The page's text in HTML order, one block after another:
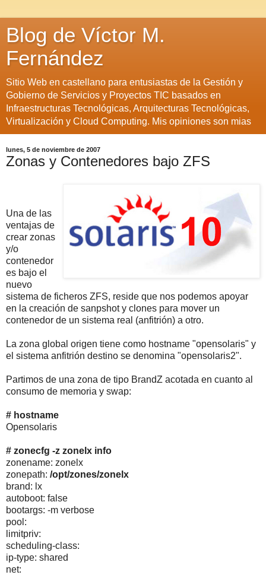
Blog de Víctor M.
Fernández
Sitio Web en castellano para entusiastas de la Gestión y
Gobierno de Servicios y Proyectos TIC basados en
Infraestructuras Tecnológicas, Arquitecturas Tecnológicas,
Virtualización y Cloud Computing. Mis opiniones son mias
lunes, 5 de noviembre de 2007
Zonas y Contenedores bajo ZFS
Una de las
ventajas de
crear zonas
y/o
contenedor
es bajo el
nuevo
sistema de ficheros ZFS, reside que nos podemos apoyar
en la creación de sanpshot y clones para mover un
contenedor de un sistema real (anfitrión) a otro.
La zona global origen tiene como hostname "opensolaris" y
el sistema anfitrión destino se denomina "opensolaris2".
Partimos de una zona de tipo BrandZ acotada en cuanto al
consumo de memoria y swap:
# hostname
Opensolaris
# zonecfg -z zonelx info
zonename: zonelx
zonepath: /opt/zones/zonelx
brand: lx
autoboot: false
bootargs: -m verbose
pool:
limitpriv:
scheduling-class:
ip-type: shared
net: